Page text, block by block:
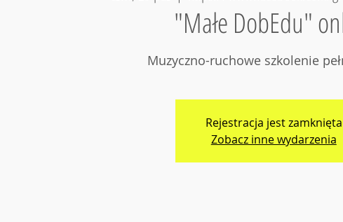
"Małe DobEdu"
Muzyczno-ruchowe szkolenie
Rejestracja jest zamknięta
Zobacz inne wydarzenia